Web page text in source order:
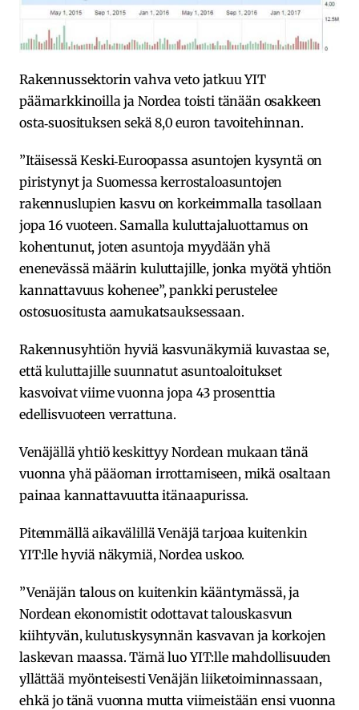
Rakennussektorin vahva veto jatkuu YIT
päämarkkinoilla ja Nordea toisti tänään osakkeen
osta‐suosituksen sekä 8,0 euron tavoitehinnan.
”Itäisessä Keski‐Euroopassa asuntojen kysyntä on
piristynyt ja Suomessa kerrostaloasuntojen
rakennuslupien kasvu on korkeimmalla tasollaan
jopa 16 vuoteen. Samalla kuluttajaluottamus on
kohentunut, joten asuntoja myydään yhä
enenevässä määrin kuluttajille, jonka myötä yhtiön
kannattavuus kohenee”, pankki perustelee
ostosuositusta aamukatsauksessaan.
Rakennusyhtiön hyviä kasvunäkymiä kuvastaa se,
että kuluttajille suunnatut asuntoaloitukset
kasvoivat viime vuonna jopa 43 prosenttia
edellisvuoteen verrattuna.
Venäjällä yhtiö keskittyy Nordean mukaan tänä
vuonna yhä pääoman irrottamiseen, mikä osaltaan
painaa kannattavuutta itänaapurissa.
Pitemmällä aikavälillä Venäjä tarjoaa kuitenkin
YIT:lle hyviä näkymiä, Nordea uskoo.
”Venäjän talous on kuitenkin kääntymässä, ja
Nordean ekonomistit odottavat talouskasvun
kiihtyvän, kulutuskysynnän kasvavan ja korkojen
laskevan maassa. Tämä luo YIT:lle mahdollisuuden
yllättää myönteisesti Venäjän liiketoiminnassaan,
ehkä jo tänä vuonna mutta viimeistään ensi vuonna